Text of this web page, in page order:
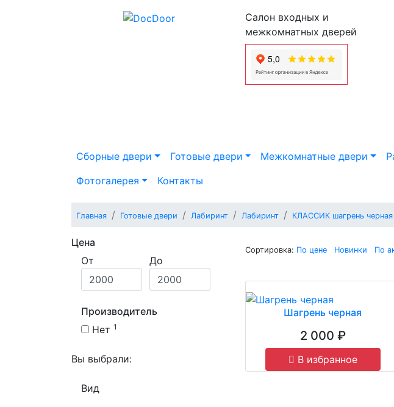
Салон входных и
межкомнатных дверей
Сборные двери Готовые двери Межкомнатные двери
Фотогалерея
Контакты
Главная Готовые двери Лабиринт Лабиринт КЛАССИК шагрень черная
Сортировка: По цене Новинки По
Шагрень черная
2 000 ₽
В избранное
Цена
От
До
Производитель
Нет 1
Вы выбрали:
Вид